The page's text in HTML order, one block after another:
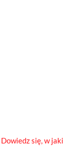
Dowiedz się, w jaki